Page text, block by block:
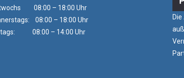
08:00 – 18:00 Uhr
08:00 – 18:00 Uhr
08:00 – 14:00 Uhr